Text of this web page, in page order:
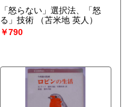
「怒らない」選択法、「怒
る」技術
（苫米地 英人）
￥790